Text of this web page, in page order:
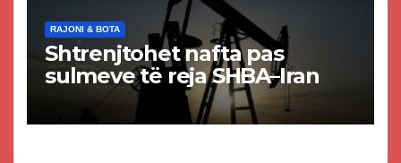
RAJONI & BOTA
Shtrenjtohet nafta pas
sulmeve të reja SHBA–Iran